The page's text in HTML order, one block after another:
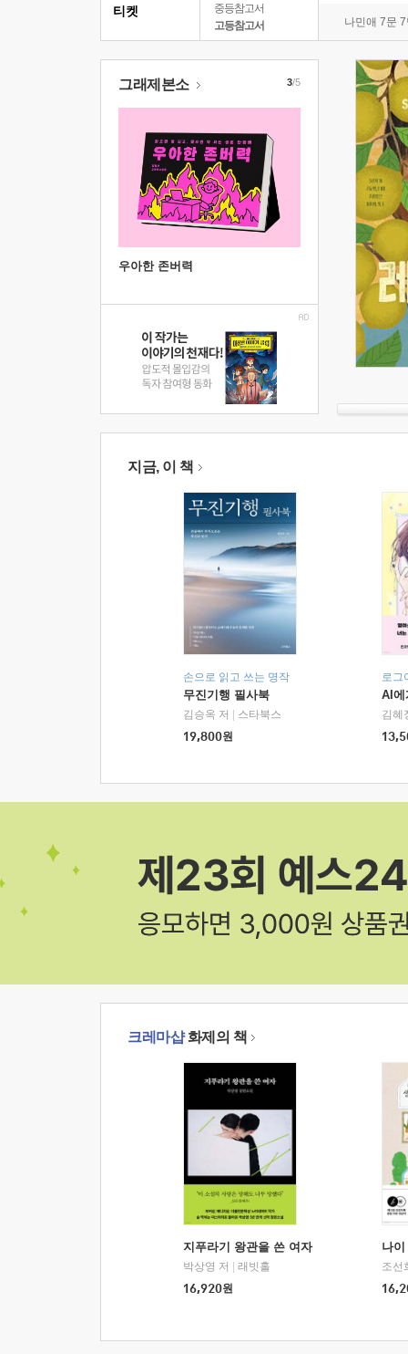
중등참고서
고등참고서
나민애 7문
티켓
그래제본소
우아한 존버력
3/5
지금, 이 책
손으로 읽고 쓰는 명작
무진기행 필사북
김승옥 저
스타북스
19,800원
로그
AI에
김혜
크레마샵화제의 책
지푸라기 왕관을 쓴 여자
박상영 저
래빗홀
16,920원
나
조선